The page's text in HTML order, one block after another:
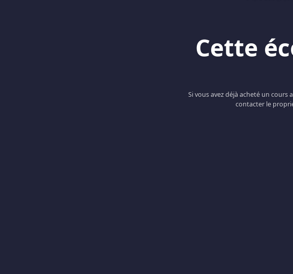
Cette
Si vous avez déjà acheté un
contacter le